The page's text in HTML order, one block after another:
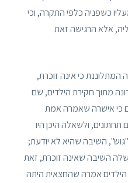
כשפניה כלפי התקרה, וכי
אלא הרגישה זאת
כי אינה זוכרת,
מתוך חקירת הילדים, שם
כי אישרה שאמרה אמת
ולשאלה היכן היו
השיבה שהיא לא יודעת;
השיבה שאינה זוכרת, זאת
אמרה שהחצאית היתה